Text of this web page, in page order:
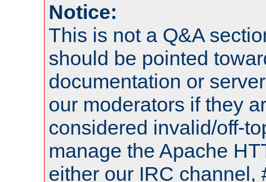
Notice:
This is not a Q&A
should be pointed
documentation or
our moderators if they
considered invalid/off-
manage the Apache
either our IRC channel,